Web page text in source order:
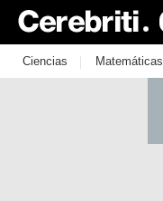
Ciencias | Matemáticas